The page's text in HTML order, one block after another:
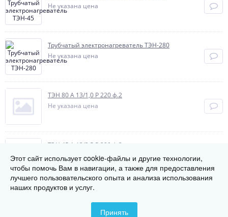
Не указана цена
Трубчатый электронагреватель ТЭН-280
Не указана цена
ТЭН 80 А 13/1,0 Р 220 ф.2
Не указана цена
ТЭН 45 А 13/2,5 P 220 ф.2
Не указана цена
Не указана цена
Этот сайт использует cookie-файлы и другие технологии,
чтобы помочь Вам в навигации, а также для предоставления
лучшего пользовательского опыта и анализа использования
наших продуктов и услуг.
Принять